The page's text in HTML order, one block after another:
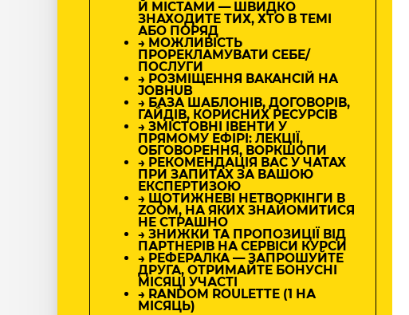
Й МІСТАМИ — ШВИДКО
ЗНАХОДИТЕ ТИХ, ХТО В ТЕМІ
АБО ПОРЯД
→ МОЖЛИВІСТЬ
ПРОРЕКЛАМУВАТИ СЕБЕ/
ПОСЛУГИ
→ РОЗМІЩЕННЯ ВАКАНСІЙ НА
JOBHUB
→ БАЗА ШАБЛОНІВ, ДОГОВОРІВ,
ГАЙДІВ, КОРИСНИХ РЕСУРСІВ
→ ЗМІСТОВНІ ІВЕНТИ У
ПРЯМОМУ ЕФІРІ: ЛЕКЦІЇ,
ОБГОВОРЕННЯ, ВОРКШОПИ
→ РЕКОМЕНДАЦІЯ ВАС У ЧАТАХ
ПРИ ЗАПИТАХ ЗА ВАШОЮ
ЕКСПЕРТИЗОЮ
→ ЩОТИЖНЕВІ НЕТВОРКІНГИ В
ZOOM, НА ЯКИХ ЗНАЙОМИТИСЯ
НЕ СТРАШНО
→ ЗНИЖКИ ТА ПРОПОЗИЦІЇ ВІД
ПАРТНЕРІВ НА СЕРВІСИ КУРСИ
→ РЕФЕРАЛКА — ЗАПРОШУЙТЕ
ДРУГА, ОТРИМАЙТЕ БОНУСНІ
МІСЯЦІ УЧАСТІ
→ RANDOM ROULETTE (1 НА
МІСЯЦЬ)